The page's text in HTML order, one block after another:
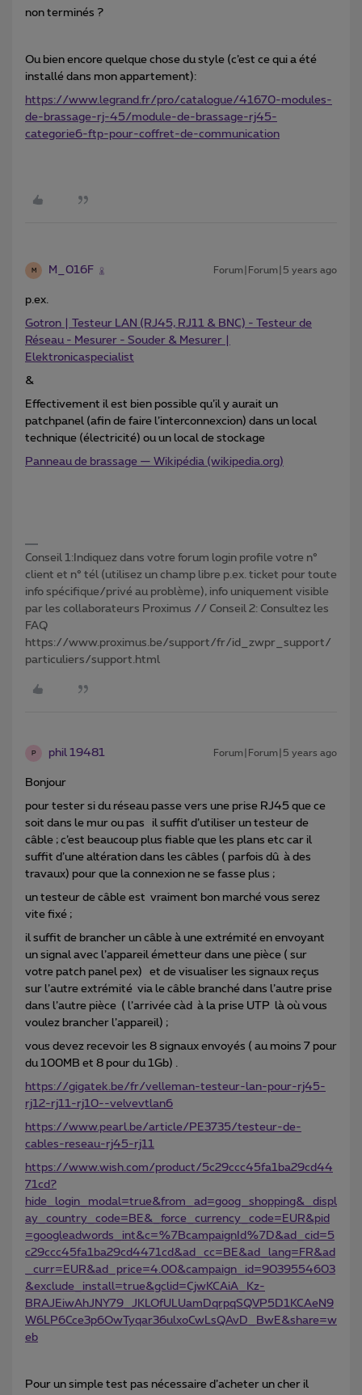
non terminés ?
Ou bien encore quelque chose du style (c’est ce qui a été
installé dans mon appartement):
https://www.legrand.fr/pro/catalogue/41670-modules-
de-brassage-rj-45/module-de-brassage-rj45-
categorie6-ftp-pour-coffret-de-communication
M M_016F Forum|Forum|5 years ago
p.ex.
Gotron | Testeur LAN (RJ45, RJ11 & BNC) - Testeur de
Réseau - Mesurer - Souder & Mesurer |
Elektronicaspecialist
&
Effectivement il est bien possible qu’il y aurait un
patchpanel (afin de faire l’interconnexcion) dans un local
technique (électricité) ou un local de stockage
Panneau de brassage — Wikipédia (wikipedia.org)
Conseil 1:Indiquez dans votre forum login profile votre n°
client et n° tél (utilisez un champ libre p.ex. ticket pour toute
info spécifique/privé au problème), info uniquement visible
par les collaborateurs Proximus // Conseil 2: Consultez les
FAQ
https://www.proximus.be/support/fr/id_zwpr_support/
particuliers/support.html
P phil 19481 Forum|Forum|5 years ago
Bonjour
pour tester si du réseau passe vers une prise RJ45 que ce
soit dans le mur ou pas il suffit d’utiliser un testeur de
câble ; c’est beaucoup plus fiable que les plans etc car il
suffit d’une altération dans les câbles ( parfois dû à des
travaux) pour que la connexion ne se fasse plus ;
un testeur de câble est vraiment bon marché vous serez
vite fixé ;
il suffit de brancher un câble à une extrémité en envoyant
un signal avec l’appareil émetteur dans une pièce ( sur
votre patch panel pex) et de visualiser les signaux reçus
sur l’autre extrémité via le câble branché dans l’autre prise
dans l’autre pièce ( l’arrivée càd à la prise UTP là où vous
voulez brancher l’appareil) ;
vous devez recevoir les 8 signaux envoyés ( au moins 7 pour
du 100MB et 8 pour du 1Gb) .
https://gigatek.be/fr/velleman-testeur-lan-pour-rj45-
rj12-rj11-rj10--velvevtlan6
https://www.pearl.be/article/PE3735/testeur-de-
cables-reseau-rj45-rj11
https://www.wish.com/product/5c29ccc45fa1ba29cd44
71cd?
hide_login_modal=true&from_ad=goog_shopping&_displ
ay_country_code=BE&_force_currency_code=EUR&pid
=googleadwords_int&c=%7BcampaignId%7D&ad_cid=5
c29ccc45fa1ba29cd4471cd&ad_cc=BE&ad_lang=FR&ad
_curr=EUR&ad_price=4.00&campaign_id=9039554603
&exclude_install=true&gclid=CjwKCAiA_Kz-
BRAJEiwAhJNY79_JKLOfULUamDqrpqSQVP5D1KCAeN9
W6LP6Cce3p6OwTyqar36ulxoCwLsQAvD_BwE&share=w
eb
Pour un simple test pas nécessaire d’acheter un cher il